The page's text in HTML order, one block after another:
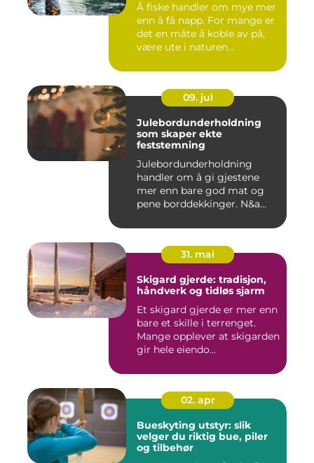
Å fiske handler om mye mer
enn å få napp. For mange er
det en måte å koble av på,
være ute i naturen...
09. jul
Julebordunderholdning
som skaper ekte
feststemning
Julebordunderholdning
handler om å gi gjestene
mer enn bare god mat og
pene borddekkinger. N&a...
31. mai
Skigard gjerde: tradisjon,
håndverk og tidløs sjarm
Et skigard gjerde er mer enn
bare et skille i terrenget.
Mange opplever at skigarden
gir hele eiendo...
02. apr
Bueskyting utstyr: slik
velger du riktig bue, piler
og tilbehør